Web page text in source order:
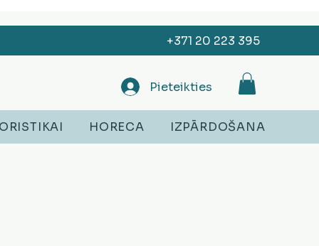
+371 20 223 395
Pieteikties
HORECA IZPĀRDOŠANA